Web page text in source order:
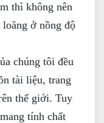
thì không nên
loãng ở nồng độ
chúng tôi đều
tài liệu, trang
thế giới. Tuy
tính chất